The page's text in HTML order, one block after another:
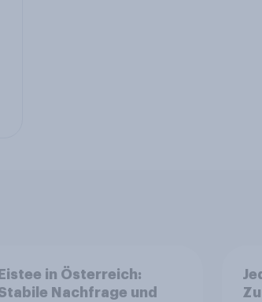
Eistee in Österreich:
Nachfrage und